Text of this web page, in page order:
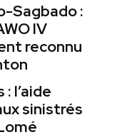
Sagbado :
IV
reconnu
l’aide
sinistrés